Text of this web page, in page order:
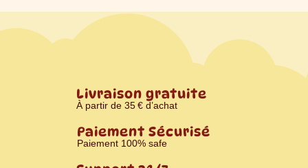
Livraison gratuite
À partir de 35 € d’achat
Paiement Sécurisé
Paiement 100% safe